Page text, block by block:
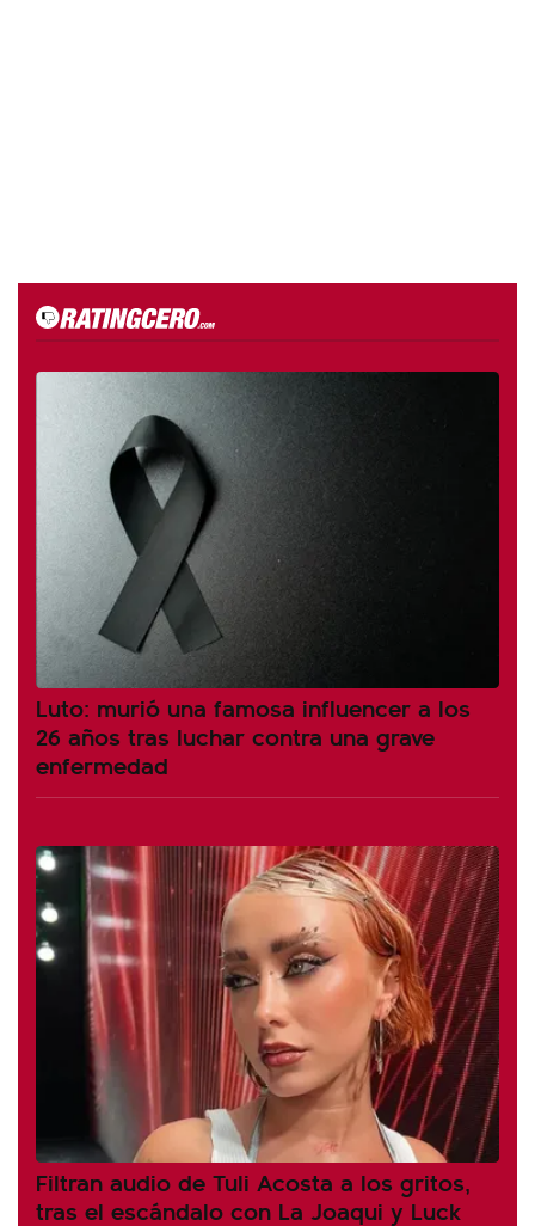
Luto: murió una famosa influencer a los
26 años tras luchar contra una grave
enfermedad
Filtran audio de Tuli Acosta a los gritos,
tras el escándalo con La Joaqui y Luck